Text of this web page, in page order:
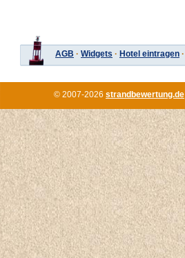
AGB · Widgets · Hotel eintragen ·
© 2007-2026 strandbewertung.de